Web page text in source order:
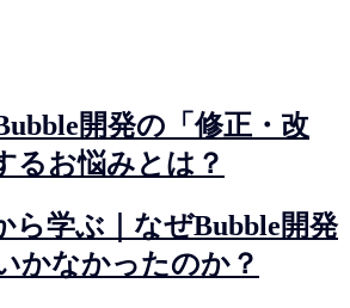
開発の「修正・改
るお悩みとは？
ら学ぶ｜なぜBubble開発
かなかったのか？